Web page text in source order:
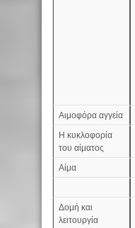
Αιμοφόρα αγγεία
Η κυκλοφορία
του αίματος
Αίμα
Δομή και
λειτουργία